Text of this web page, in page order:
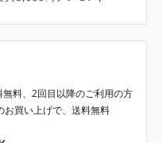
料、2回目以降のご利用の方
お買い上げで、送料無料